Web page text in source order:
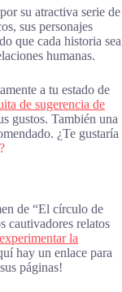
su atractiva serie de
sus personajes
que cada historia sea
humanas.
a tu estado de
de sugerencia de
gustos. También una
¿Te gustaría
de “El círculo de
cautivadores relatos
la
hay un enlace para
páginas!